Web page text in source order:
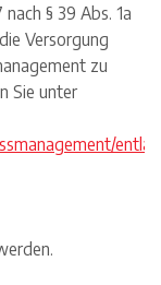
§ 39 Abs. 1a
Versorgung
zu
Sie unter